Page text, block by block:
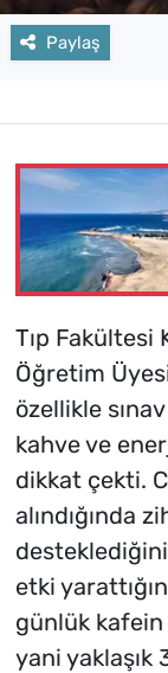
Paylaş
Tıp Fakültesi
Öğretim
özellikle
kahve ve
dikkat çekti.
alındığında
desteklediğini
etki
günlük kafein
yani